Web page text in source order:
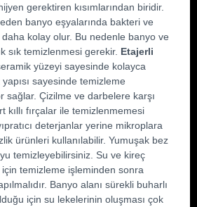
gerektiren kısımlarından biridir.
banyo eşyalarında bakteri ve
kolay olur. Bu nedenle banyo ve
sık temizlenmesi gerekir. Etajerli
yüzeyi sayesinde kolayca
sayesinde temizleme
sağlar. Çizilme ve darbelere karşı
kıllı fırçalar ile temizlenmemesi
deterjanlar yerine mikroplara
ürünleri kullanılabilir. Yumuşak bez
temizleyebilirsiniz. Su ve kireç
için temizleme işleminden sonra
Banyo alanı sürekli buharlı
için su lekelerinin oluşması çok